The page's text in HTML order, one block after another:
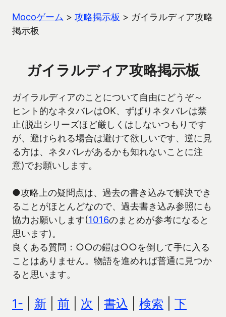
Mocoゲーム > 攻略掲示板 > ガイラルディア攻略
掲示板
ガイラルディア攻略掲示板
ガイラルディアのことについて自由にどうぞ～
ヒント的なネタバレはOK、ずばりネタバレは禁
止(脱出シリーズほど厳しくはしないつもりです
が、避けられる場合は避けて欲しいです、逆に見
る方は、ネタバレがあるかも知れないことに注
意)でお願いします。
●攻略上の疑問点は、過去の書き込みで解決でき
ることがほとんどなので、過去書き込み参照にも
協力お願いします(1016のまとめが参考になると
思います)。
良くある質問：○○の鎧は○○を倒して手に入る
ことはありません。物語を進めれば普通に見つか
ると思います。
1- 新 前 次 書込 検索 下